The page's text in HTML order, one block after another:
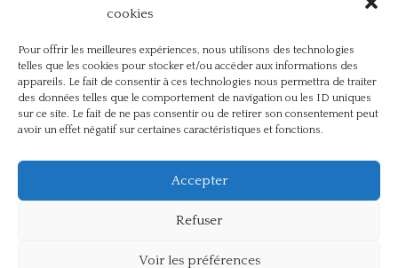
cookies
Pour offrir les meilleures expériences, nous utilisons des technologies
telles que les cookies pour stocker et/ou accéder aux informations des
appareils. Le fait de consentir à ces technologies nous permettra de traiter
des données telles que le comportement de navigation ou les ID uniques
sur ce site. Le fait de ne pas consentir ou de retirer son consentement peut
avoir un effet négatif sur certaines caractéristiques et fonctions.
Accepter
Refuser
Voir les préférences
La guerre, la Résistance et la Déportation
Non classé(42)
Partis politiques, intelligentsia, médias(750)
Présentation(4)
Références(57)